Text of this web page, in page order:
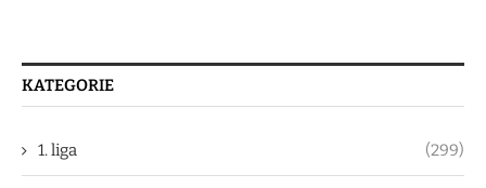
KATEGORIE
1. liga (299)